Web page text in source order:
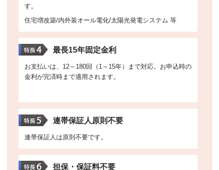
す。
住宅増改築/内外装オール電化/太陽光発電システム 等
最長15年固定金利
お支払いは、12～180回（1～15年）まで対応。お申込時の
金利が完済時まで適用されます。
連帯保証人原則不要
連帯保証人は原則不要です。
担保・保証料不要